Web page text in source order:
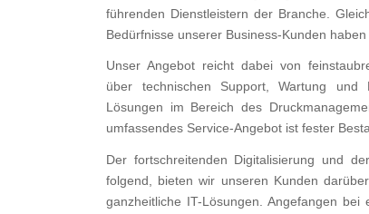
führenden Dienstleistern der Branche.
Bedürfnisse unserer Business-Kunden
Unser Angebot reicht dabei von
über technischen Support, Wartung
Lösungen im Bereich des
umfassendes Service-Angebot ist fester
Der fortschreitenden Digitalisierung und
folgend, bieten wir unseren Kunden
ganzheitliche IT-Lösungen. Angefangen